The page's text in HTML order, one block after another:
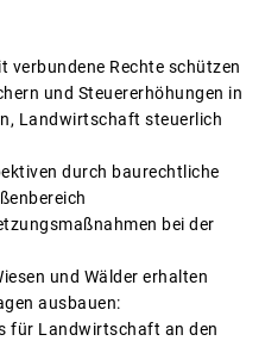
Rechte schützen
und Steuererhöhungen in
Landwirtschaft steuerlich
durch baurechtliche
bei der
und Wälder erhalten
ausbauen:
für Landwirtschaft an den